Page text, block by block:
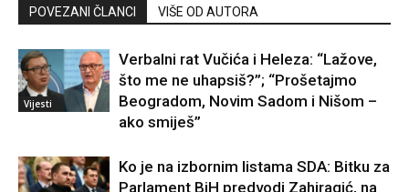
POVEZANI ČLANCI VIŠE OD AUTORA
Vijesti
Verbalni rat Vučića i Heleza: “Lažove,
što me ne uhapsiš?”; “Prošetajmo
Beogradom, Novim Sadom i Nišom –
ako smiješ”
Ko je na izbornim listama SDA: Bitku za
Parlament BiH predvodi Zahiragić, na